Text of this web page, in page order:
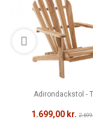
Adirondackstol -
1.699,00 kr.